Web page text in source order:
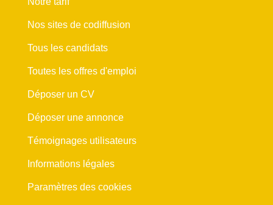
Nos sites de codiffusion
Tous les candidats
Toutes les offres d'emploi
Déposer un CV
Déposer une annonce
Témoignages utilisateurs
Informations légales
Paramètres des cookies